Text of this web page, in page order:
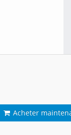
Acheter